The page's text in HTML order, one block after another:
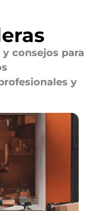
consejos para
y